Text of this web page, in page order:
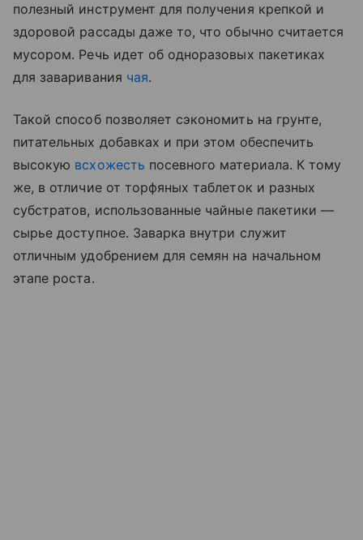
полезный инструмент для получения крепкой и
здоровой рассады даже то, что обычно считается
мусором. Речь идет об одноразовых пакетиках
для заваривания чая.
Такой способ позволяет сэкономить на грунте,
питательных добавках и при этом обеспечить
высокую всхожесть посевного материала. К тому
же, в отличие от торфяных таблеток и разных
субстратов, использованные чайные пакетики —
сырье доступное. Заварка внутри служит
отличным удобрением для семян на начальном
этапе роста.